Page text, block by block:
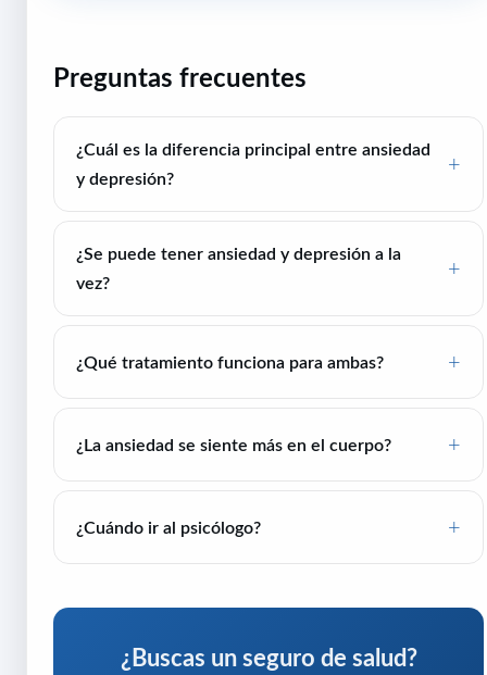
Preguntas frecuentes
¿Cuál es la diferencia principal entre ansiedad
y depresión?
¿Se puede tener ansiedad y depresión a la
vez?
¿Qué tratamiento funciona para ambas?
¿La ansiedad se siente más en el cuerpo?
¿Cuándo ir al psicólogo?
¿Buscas un seguro de salud?